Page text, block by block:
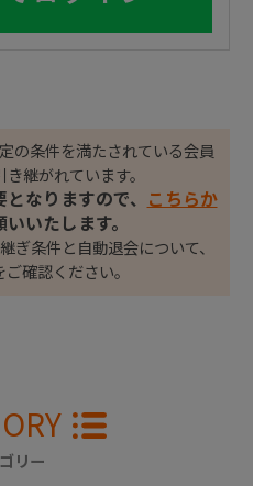
の条件を満たされている会員
継がれています。
なりますので、
こちらか
いいたします。
ぎ条件と自動退会について、
ご確認ください。
リー